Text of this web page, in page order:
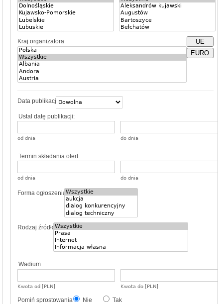
Kraj organizatora
UE
EURO
Data publikacji
Ustal datę publikacji:
od dnia do dnia
Termin składania ofert
od dnia do dnia
Forma ogłoszenia
Rodzaj źródła
Wadium
Kwota od [PLN] Kwota do [PLN]
Pomiń sprostowania Nie Tak